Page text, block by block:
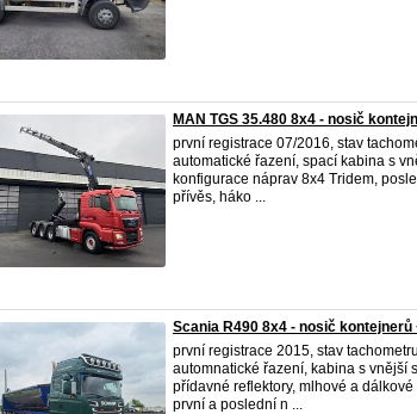
MAN TGS 35.480 8x4 - nosič
první registrace 07/2016, stav
automatické řazení, spací kabina s
konfigurace náprav 8x4 Tridem,
přívěs, háko ...
Scania R490 8x4 - nosič
první registrace 2015, stav
automnatické řazení, kabina s vnější
přídavné reflektory, mlhové a
první a poslední n ...